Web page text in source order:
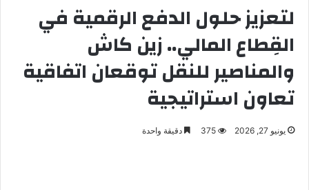
لتعزيز حلول الدفع الرقمية في
القِطاع المالي.. زين كاش
والمناصير للنقل توقعان اتفاقية
تعاون استراتيجية
يونيو 27, 2026 375 دقيقة واحدة